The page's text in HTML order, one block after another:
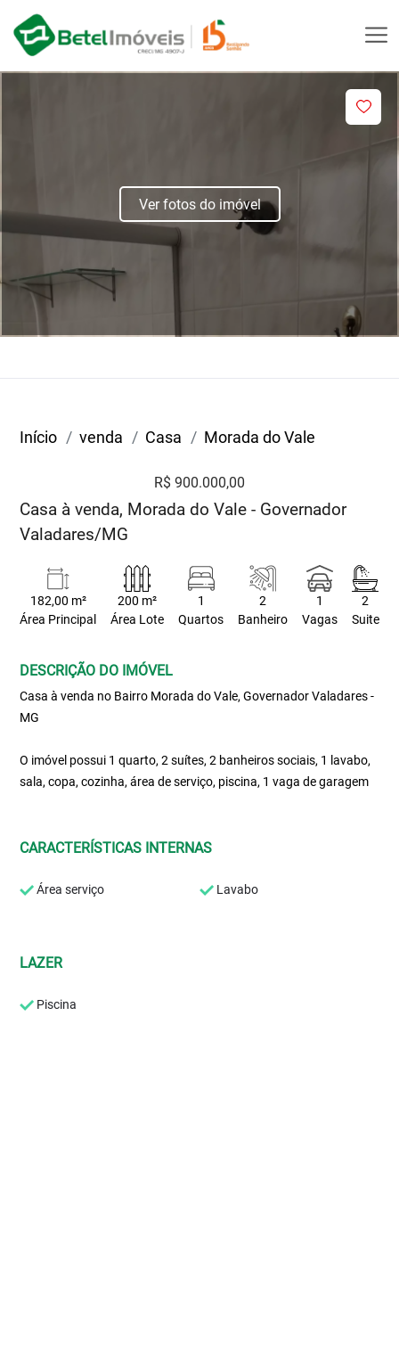
Ver fotos do imóvel
Início venda Casa Morada do Vale
R$ 900.000,00
Casa à venda, Morada do Vale - Governador
Valadares/MG
182,00 m²
Área Principal
200 m²
Área Lote
1
Quartos
2
Banheiro
1
Vagas
2
Suite
DESCRIÇÃO DO IMÓVEL
Casa à venda no Bairro Morada do Vale, Governador Valadares -
MG
O imóvel possui 1 quarto, 2 suítes, 2 banheiros sociais, 1 lavabo,
sala, copa, cozinha, área de serviço, piscina, 1 vaga de garagem
CARACTERÍSTICAS INTERNAS
Área serviço Lavabo
LAZER
Piscina